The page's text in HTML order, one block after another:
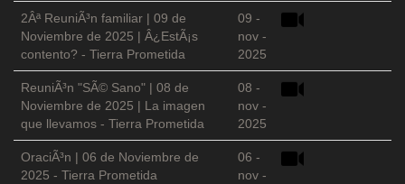
2Âª ReuniÃ³n familiar | 09 de
Noviembre de 2025 | Â¿EstÃ¡s
contento? - Tierra Prometida
09 -
nov -
2025
ReuniÃ³n "SÃ© Sano" | 08 de
Noviembre de 2025 | La imagen
que llevamos - Tierra Prometida
08 -
nov -
2025
OraciÃ³n | 06 de Noviembre de
2025 - Tierra Prometida
06 -
nov -